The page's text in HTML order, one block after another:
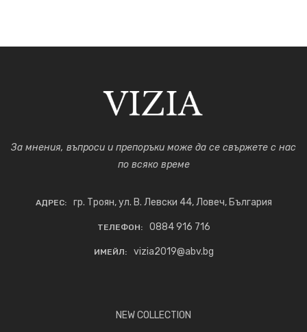
За мнения, въпроси и препоръки може да се свържете с нас
по всяко време
АДРЕС: гр. Троян, ул. В. Левски 44, Ловеч, България
ТЕЛЕФОН: 0884 916 716
ИМЕЙЛ: vizia2019@abv.bg
NEW COLLECTION